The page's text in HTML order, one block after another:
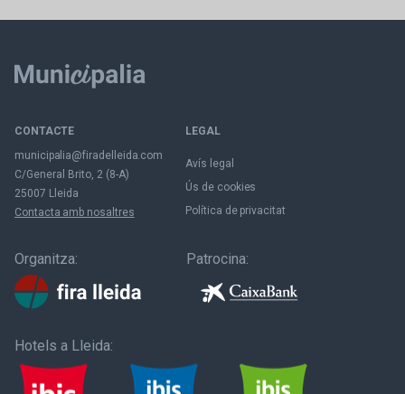
CONTACTE
municipalia@firadelleida.com
C/General Brito, 2 (8-A)
25007 Lleida
Contacta amb nosaltres
LEGAL
Avís legal
Ús de cookies
Política de privacitat
Organitza: Patrocina:
Hotels a Lleida: